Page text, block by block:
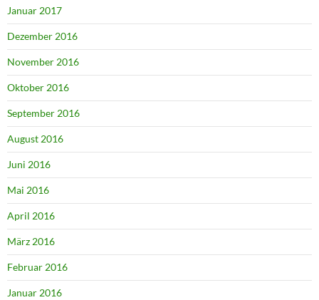
Januar 2017
Dezember 2016
November 2016
Oktober 2016
September 2016
August 2016
Juni 2016
Mai 2016
April 2016
März 2016
Februar 2016
Januar 2016